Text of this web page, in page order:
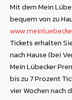
Mit dem Mein
bequem von zu
Tickets erhalten
nach Hause (bei
Mein Lübecker
bis zu 7 Prozent
vier Wochen nach